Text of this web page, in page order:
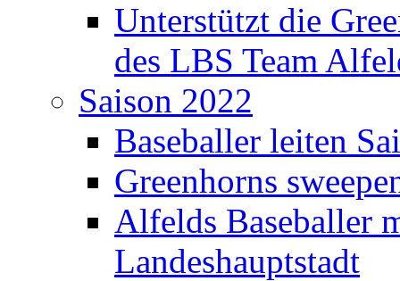
Unterstützt die
des LBS Team
Saison 2022
Baseballer leiten
Greenhorns
Alfelds Baseballer
Landeshauptstadt